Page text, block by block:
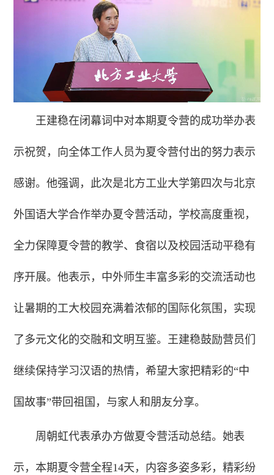
王建稳在闭幕词中对本期夏令营的成功举办表
示祝贺，向全体工作人员为夏令营付出的努力表示
感谢。他强调，此次是北方工业大学第四次与北京
外国语大学合作举办夏令营活动，学校高度重视，
全力保障夏令营的教学、食宿以及校园活动平稳有
序开展。他表示，中外师生丰富多彩的交流活动也
让暑期的工大校园充满着浓郁的国际化氛围，实现
了多元文化的交融和文明互鉴。王建稳鼓励营员们
继续保持学习汉语的热情，希望大家把精彩的“中
国故事”带回祖国，与家人和朋友分享。
周朝虹代表承办方做夏令营活动总结。她表
示，本期夏令营全程14天，内容多姿多彩，精彩纷